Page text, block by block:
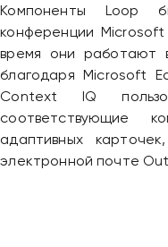
Компоненты Loop
конференции
время они работают
благодаря Microsoft
Context IQ
соответствующие
адаптивных
электронной почте